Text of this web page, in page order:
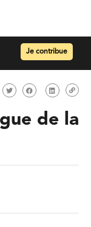
Je contribue
de la